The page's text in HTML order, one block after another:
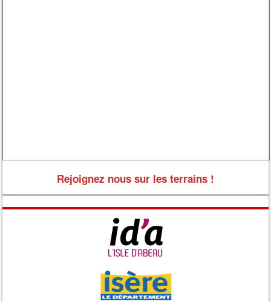
Rejoignez nous sur les terrains !